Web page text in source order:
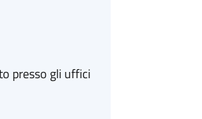
presso gli uffici